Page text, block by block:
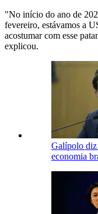
"No início do ano de
fevereiro, estávamos a
acostumar com esse
explicou.
Galípolo diz
economia